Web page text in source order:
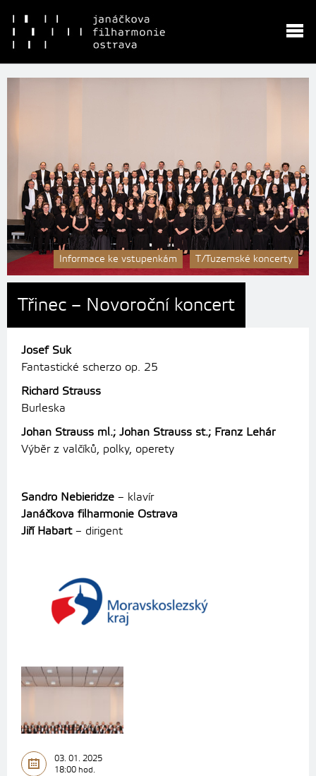
Informace ke vstupenkám T/Tuzemské koncerty
Třinec – Novoroční koncert
Josef Suk
Fantastické scherzo op. 25
Richard Strauss
Burleska
Johan Strauss ml.; Johan Strauss st.; Franz Lehár
Výběr z valčíků, polky, operety
Sandro Nebieridze – klavír
Janáčkova filharmonie Ostrava
Jiří Habart– dirigent
03. 01. 2025
18:00 hod.